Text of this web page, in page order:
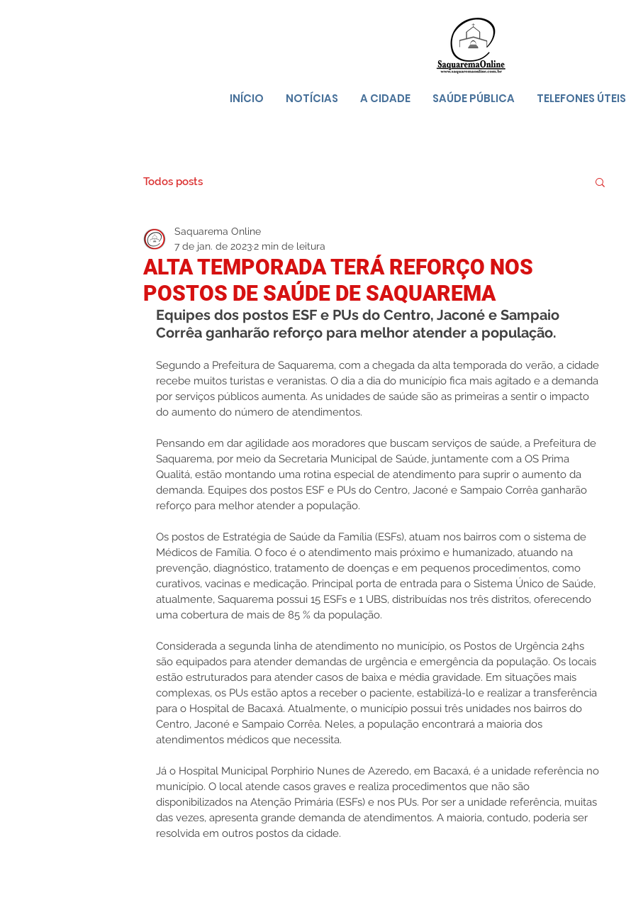
INÍCIO NOTÍCIAS A CIDADE SAÚDE PÚBLICA TELEFONES ÚTEIS
Todos posts
ALTA TEMPORADA TERÁ REFORÇO NOS
POSTOS DE SAÚDE DE SAQUAREMA
Saquarema Online
7 de jan. de 2023 2 min de leitura
Equipes dos postos ESF e PUs do Centro, Jaconé e Sampaio
Corrêa ganharão reforço para melhor atender a população.
Segundo a Prefeitura de Saquarema, com a chegada da alta temporada do verão, a cidade
recebe muitos turistas e veranistas. O dia a dia do município fica mais agitado e a demanda
por serviços públicos aumenta. As unidades de saúde são as primeiras a sentir o impacto
do aumento do número de atendimentos.
Pensando em dar agilidade aos moradores que buscam serviços de saúde, a Prefeitura de
Saquarema, por meio da Secretaria Municipal de Saúde, juntamente com a OS Prima
Qualitá, estão montando uma rotina especial de atendimento para suprir o aumento da
demanda. Equipes dos postos ESF e PUs do Centro, Jaconé e Sampaio Corrêa ganharão
reforço para melhor atender a população.
Os postos de Estratégia de Saúde da Família (ESFs), atuam nos bairros com o sistema de
Médicos de Família. O foco é o atendimento mais próximo e humanizado, atuando na
prevenção, diagnóstico, tratamento de doenças e em pequenos procedimentos, como
curativos, vacinas e medicação. Principal porta de entrada para o Sistema Único de Saúde,
atualmente, Saquarema possui 15 ESFs e 1 UBS, distribuídas nos três distritos, oferecendo
uma cobertura de mais de 85 % da população.
Considerada a segunda linha de atendimento no município, os Postos de Urgência 24hs
são equipados para atender demandas de urgência e emergência da população. Os locais
estão estruturados para atender casos de baixa e média gravidade. Em situações mais
complexas, os PUs estão aptos a receber o paciente, estabilizá-lo e realizar a transferência
para o Hospital de Bacaxá. Atualmente, o município possui três unidades nos bairros do
Centro, Jaconé e Sampaio Corrêa. Neles, a população encontrará a maioria dos
atendimentos médicos que necessita.
Já o Hospital Municipal Porphirio Nunes de Azeredo, em Bacaxá, é a unidade referência no
município. O local atende casos graves e realiza procedimentos que não são
disponibilizados na Atenção Primária (ESFs) e nos PUs. Por ser a unidade referência, muitas
das vezes, apresenta grande demanda de atendimentos. A maioria, contudo, poderia ser
resolvida em outros postos da cidade.